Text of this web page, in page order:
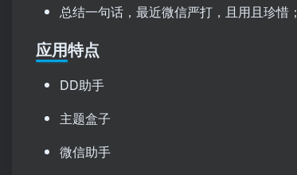
总结一句话，最近微信严打，且用且珍惜；
应用特点
DD助手
主题盒子
微信助手